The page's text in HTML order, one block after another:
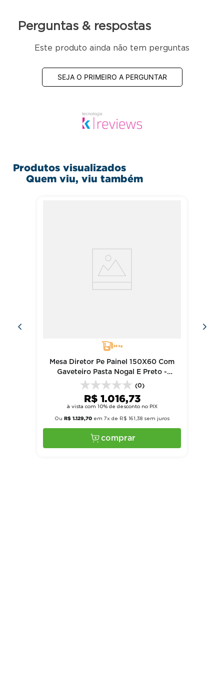
Perguntas & respostas
Este produto ainda não tem perguntas
SEJA O PRIMEIRO A PERGUNTAR
Produtos visualizados
Quem viu, viu também
25 kg
Mesa Diretor Pe Painel 150X60 Com
Gaveteiro Pasta Nogal E Preto -
Acimaq
(0)
R$ 1.016,73
à vista com 10% de desconto no PIX
Ou R$ 1.129,70 em 7x de R$ 161 ,38 sem juros
comprar